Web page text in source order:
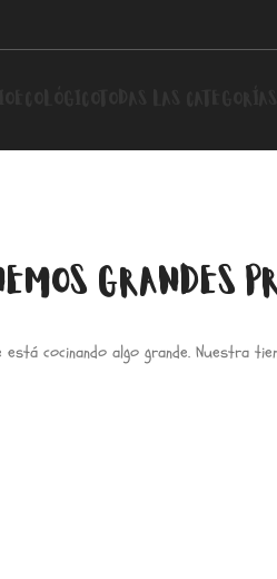
GRANDES
está cocinando algo grande. Nuestra